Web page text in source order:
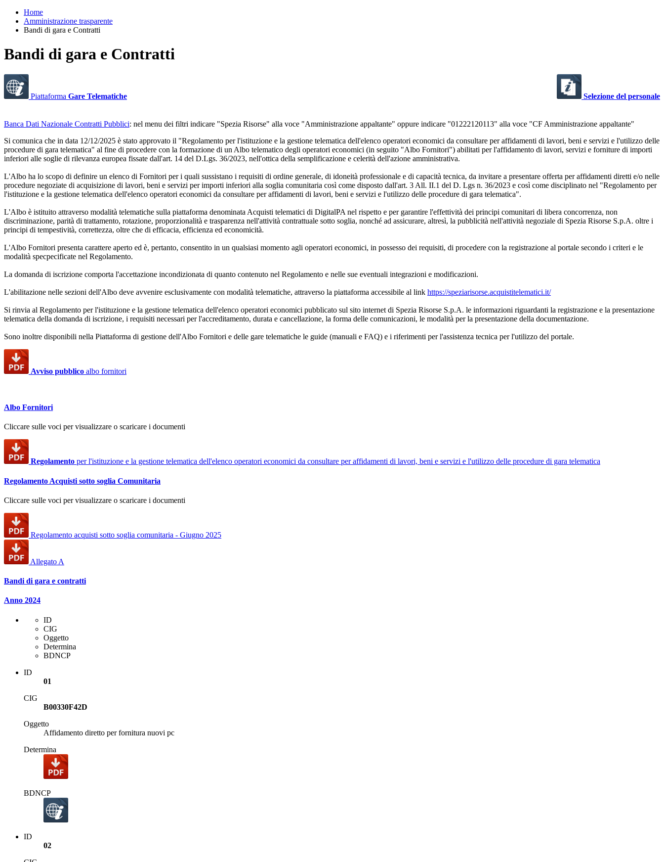
Home
Amministrazione trasparente
Bandi di gara e Contratti
Bandi di gara e Contratti
Piattaforma Gare Telematiche Selezione del personale
Banca Dati Nazionale Contratti Pubblici: nel menu dei filtri indicare "Spezia Risorse" alla voce "Amministrazione appaltante" oppure indicare "01222120113" alla voce "CF Amministrazione appaltante"
Si comunica che in data 12/12/2025 è stato approvato il "Regolamento per l'istituzione e la gestione telematica dell'elenco operatori economici da consultare per affidamenti di lavori, beni e servizi e l'utilizzo delle
procedure di gara telematica" al fine di procedere con la formazione di un Albo telematico degli operatori economici (in seguito "Albo Fornitori") abilitati per l'affidamento di lavori, servizi e forniture di importi
inferiori alle soglie di rilevanza europea fissate dall'art. 14 del D.Lgs. 36/2023, nell'ottica della semplificazione e celerità dell'azione amministrativa.
L'Albo ha lo scopo di definire un elenco di Fornitori per i quali sussistano i requisiti di ordine generale, di idoneità professionale e di capacità tecnica, da invitare a presentare offerta per affidamenti diretti e/o nelle
procedure negoziate di acquisizione di lavori, beni e servizi per importi inferiori alla soglia comunitaria così come disposto dall'art. 3 All. II.1 del D. Lgs n. 36/2023 e così come disciplinato nel "Regolamento per
l'istituzione e la gestione telematica dell'elenco operatori economici da consultare per affidamenti di lavori, beni e servizi e l'utilizzo delle procedure di gara telematica".
L'Albo è istituito attraverso modalità telematiche sulla piattaforma denominata Acquisti telematici di DigitalPA nel rispetto e per garantire l'effettività dei principi comunitari di libera concorrenza, non
discriminazione, parità di trattamento, rotazione, proporzionalità e trasparenza nell'attività contrattuale sotto soglia, nonché ad assicurare, altresì, la pubblicità nell'attività negoziale di Spezia Risorse S.p.A. oltre i
principi di tempestività, correttezza, oltre che di efficacia, efficienza ed economicità.
L'Albo Fornitori presenta carattere aperto ed è, pertanto, consentito in un qualsiasi momento agli operatori economici, in possesso dei requisiti, di procedere con la registrazione al portale secondo i criteri e le
modalità specpecificate nel Regolamento.
La domanda di iscrizione comporta l'accettazione incondizionata di quanto contenuto nel Regolamento e nelle sue eventuali integrazioni e modificazioni.
L'abilitazione nelle sezioni dell'Albo deve avvenire esclusivamente con modalità telematiche, attraverso la piattaforma accessibile al link https://speziarisorse.acquistitelematici.it/
Si rinvia al Regolamento per l'istituzione e la gestione telematica dell'elenco operatori economici pubblicato sul sito internet di Spezia Risorse S.p.A. le informazioni riguardanti la registrazione e la presentazione
telematica della domanda di iscrizione, i requisiti necessari per l'accreditamento, durata e cancellazione, la forma delle comunicazioni, le modalità per la presentazione della documentazione.
Sono inoltre disponibili nella Piattaforma di gestione dell'Albo Fornitori e delle gare telematiche le guide (manuali e FAQ) e i riferimenti per l'assistenza tecnica per l'utilizzo del portale.
Avviso pubblico albo fornitori
Albo Fornitori
Cliccare sulle voci per visualizzare o scaricare i documenti
Regolamento per l'istituzione e la gestione telematica dell'elenco operatori economici da consultare per affidamenti di lavori, beni e servizi e l'utilizzo delle procedure di gara telematica
Regolamento Acquisti sotto soglia Comunitaria
Cliccare sulle voci per visualizzare o scaricare i documenti
Regolamento acquisti sotto soglia comunitaria - Giugno 2025
Allegato A
Bandi di gara e contratti
Anno 2024
ID
CIG
Oggetto
Determina
BDNCP
ID
01
CIG
B00330F42D
Oggetto
Affidamento diretto per fornitura nuovi pc
Determina
BDNCP
ID
02